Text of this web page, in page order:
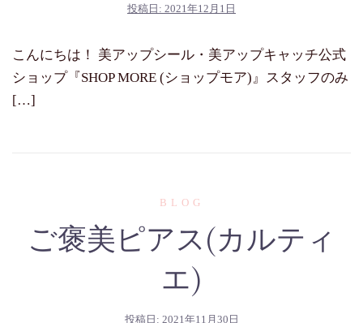
投稿日: 2021年12月1日
こんにちは！ 美アップシール・美アップキャッチ公式
ショップ『SHOP MORE (ショップモア)』スタッフのみ
[…]
BLOG
ご褒美ピアス(カルティ
エ)
投稿日: 2021年11月30日